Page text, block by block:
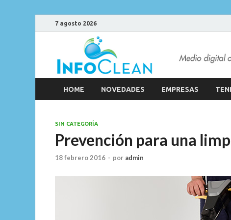
7 agosto 2026
HOME NOVEDADES EMPRESAS
SIN CATEGORÍA
Prevención para una
18 febrero 2016 - por admin